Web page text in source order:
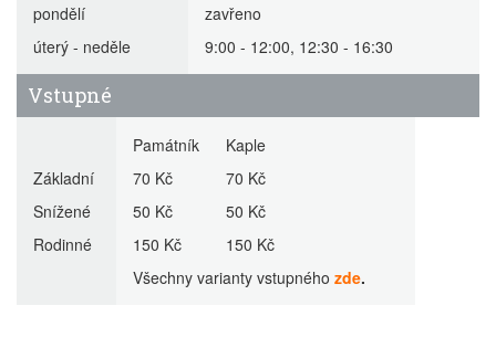
pondělí
zavřeno
úterý - neděle
9:00 - 12:00, 12:30 - 16:30
Vstupné
Památník Kaple
Základní
70 Kč 70 Kč
Snížené
50 Kč 50 Kč
Rodinné
150 Kč 150 Kč
Všechny varianty vstupného zde.